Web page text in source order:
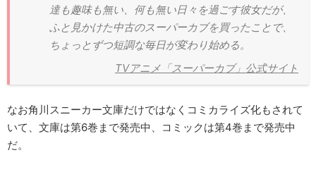
達も趣味も無い、何も無い日々を過ごす彼女だが、
ふと見かけた中古のスーパーカブを買ったことで、
ちょっとずつ短調な毎日が変わり始める。
TVアニメ「スーパーカブ」公式サイト
なお角川スニーカー文庫だけではなくコミカライズ化もされて
いて、文庫は第6巻まで発売中、コミックは第4巻まで発売中
だ。